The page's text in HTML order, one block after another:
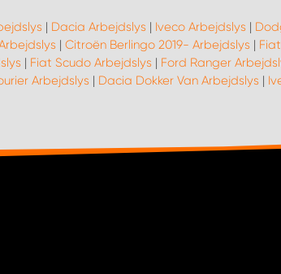
| Dacia Arbejdslys | Iveco Arbejdslys |
| Citroën Berlingo 2019- Arbejdslys |
| Fiat Scudo Arbejdslys | Ford Ranger
Arbejdslys | Dacia Dokker Van Arbejdslys |